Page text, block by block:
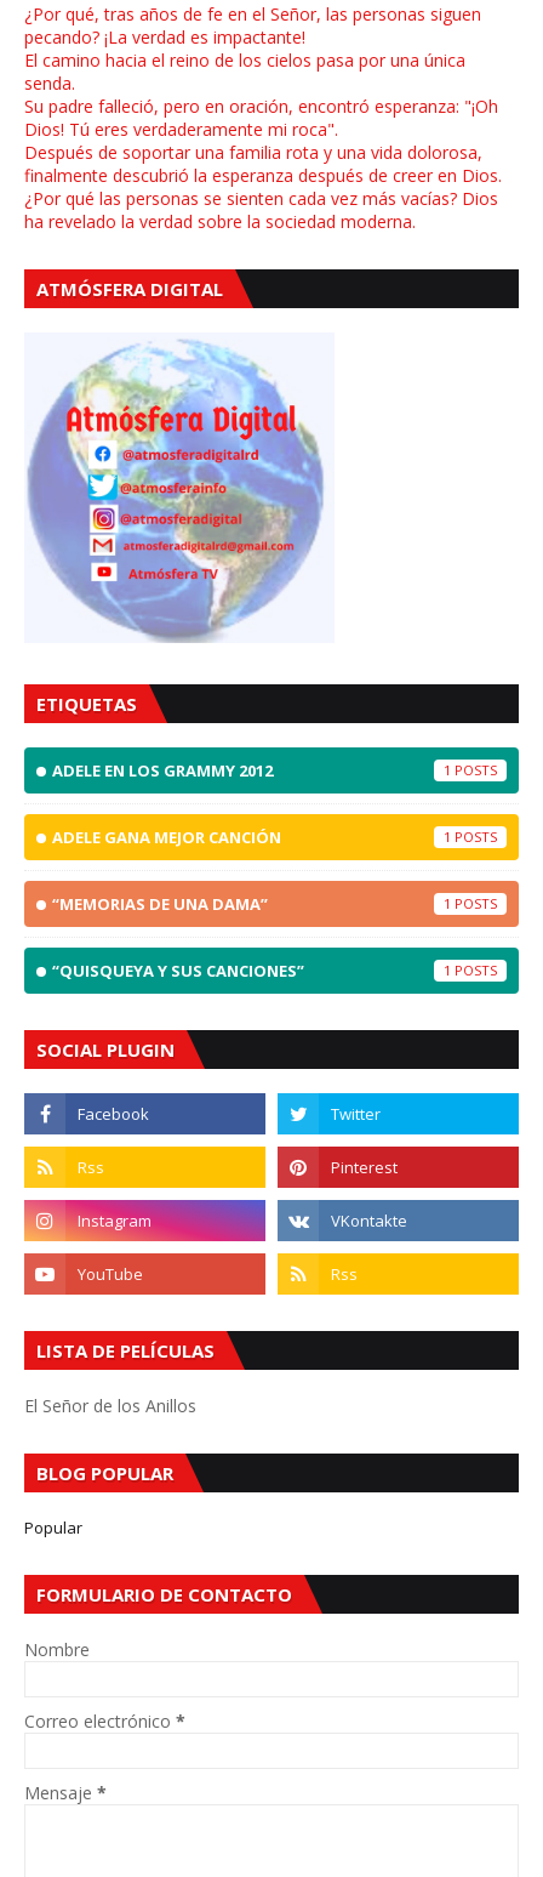
¿Por qué, tras años de fe en el Señor, las personas siguen
pecando? ¡La verdad es impactante!
El camino hacia el reino de los cielos pasa por una única
senda.
Su padre falleció, pero en oración, encontró esperanza: "¡Oh
Dios! Tú eres verdaderamente mi roca".
Después de soportar una familia rota y una vida dolorosa,
finalmente descubrió la esperanza después de creer en Dios.
¿Por qué las personas se sienten cada vez más vacías? Dios
ha revelado la verdad sobre la sociedad moderna.
ATMÓSFERA DIGITAL
ETIQUETAS
ADELE EN LOS GRAMMY 2012 1
ADELE GANA MEJOR CANCIÓN 1
“MEMORIAS DE UNA DAMA” 1
“QUISQUEYA Y SUS CANCIONES” 1
SOCIAL PLUGIN
LISTA DE PELÍCULAS
El Señor de los Anillos
BLOG POPULAR
Popular
FORMULARIO DE CONTACTO
Nombre
Correo electrónico *
Mensaje *